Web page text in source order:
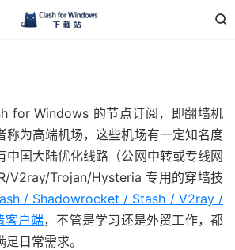

for Windows 的节点订阅，即翻墙机
称为高端机场，这些机场有一定知名度
中国大陆优化线路（公网中转或专线网
V2ray/Trojan/Hysteria 专用的穿墙技
/ Shadowrocket / Stash / V2ray /
客户端，不管是学习还是外贸工作，都
日常需求。